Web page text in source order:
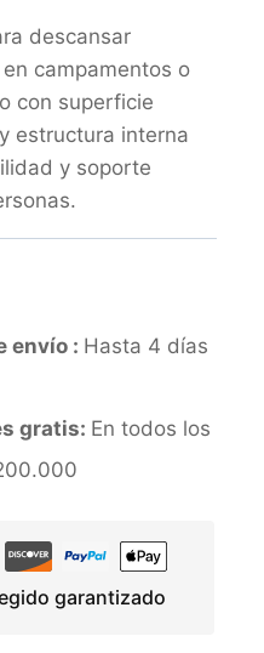
descansar
campamentos o
con superficie
estructura interna
y soporte
envío : Hasta 4 días
gratis: En todos los
garantizado